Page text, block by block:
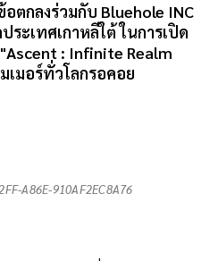
กลงร่วมกับ Bluehole INC
ะเทศเกาหลีใต้ ในการเปิด
: Infinite Realm
เมอร์ทั่วโลกรอคอย
A86E-910AF2EC8A76